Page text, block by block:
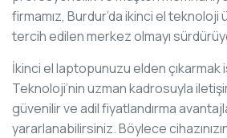
firmamız, Burdur’da ikinci el teknoloji
tercih edilen merkez olmayı
İkinci el laptopunuzu elden çıkarmak
Teknoloji’nin uzman kadrosuyla
güvenilir ve adil fiyatlandırma
yararlanabilirsiniz. Böylece